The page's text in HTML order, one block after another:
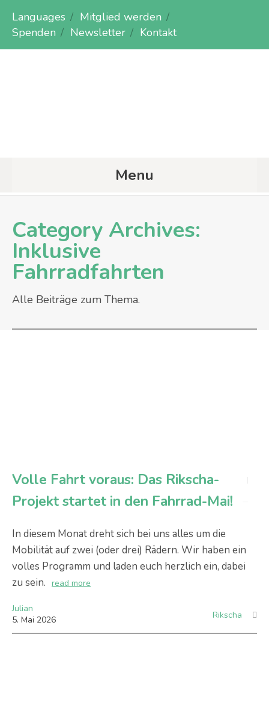
Languages
Mitglied werden
Spenden
Newsletter Kontakt
Menu
Category Archives:
Inklusive
Fahrradfahrten
Alle Beiträge zum Thema.
Volle Fahrt voraus: Das Rikscha-
Projekt startet in den Fahrrad-Mai!
In diesem Monat dreht sich bei uns alles um die
Mobilität auf zwei (oder drei) Rädern. Wir haben ein
volles Programm und laden euch herzlich ein, dabei
zu sein. read more
Julian
5. Mai 2026 Rikscha